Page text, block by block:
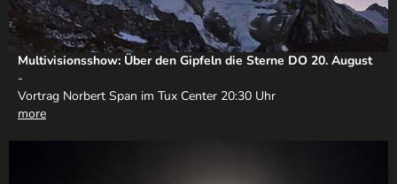
Multivisionsshow: Über den Gipfeln die Sterne DO 20. August
-
Vortrag Norbert Span im Tux Center 20:30 Uhr
more